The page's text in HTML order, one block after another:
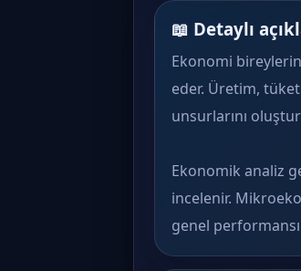
📖 Detaylı
Ekonomi
eder. Üretim,
unsurlarını
Ekonomik analiz
incelenir.
genel